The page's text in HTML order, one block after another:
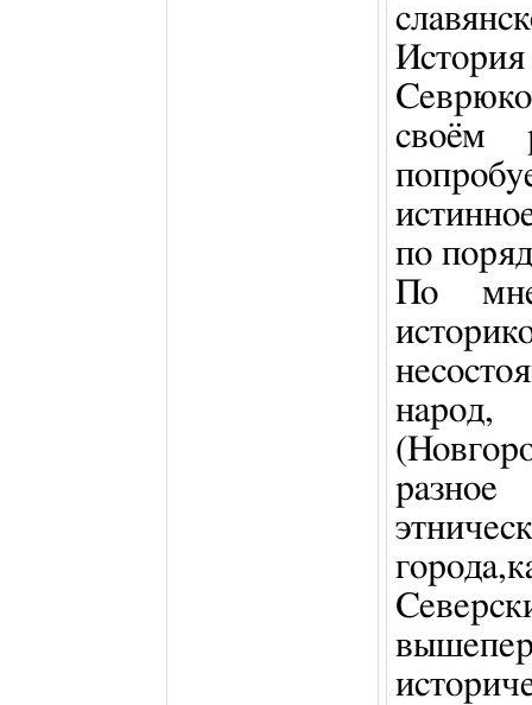
своём
по
По